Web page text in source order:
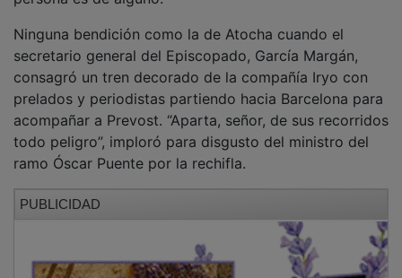
secretario general del Episcopado, García Margán,
consagró un tren decorado de la compañía Iryo con
prelados y periodistas partiendo hacia Barcelona para
acompañar a Prevost. “Aparta, señor, de sus recorridos
todo peligro”, imploró para disgusto del ministro del
ramo Óscar Puente por la rechifla.